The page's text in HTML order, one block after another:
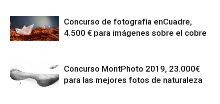
Concurso de fotografía enCuadre,
4.500 € para imágenes sobre el cobre
Concurso MontPhoto 2019, 23.000€
para las mejores fotos de naturaleza